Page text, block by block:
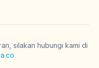
silakan hubungi kami di